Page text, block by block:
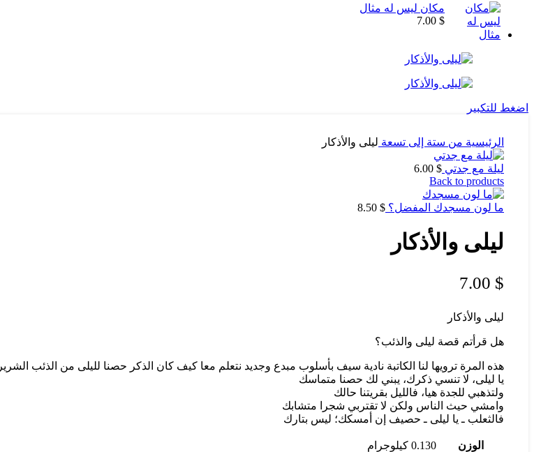
مكان ليس له مثال
7.00 $
اضغط للتكبير
الرئيسية من ستة إلى تسعة ليلى والأذكار
ليلة مع جدتي 6.00 $
Back to products
ما لون مسجدك المفضل؟ 8.50 $
ليلى والأذكار
7.00 $
ليلى والأذكار
هل قرأتم قصة ليلى والذئب؟
هذه المرة ترويها لنا الكاتبة نادية سيف بأسلوب مبدع وجديد نتعلم معا كيف كان الذكر حصنا لليلى من الذئب الشرير
يا ليلى، لا تنسي ذكرك، يبني لك حصنا متماسك
ولتذهبي للجدة هيا، فالليل بقريتنا حالك
وامشي حيث الناس ولكن لا تقتربي شجرا متشابك
فالثعلب ـ يا ليلى ـ حصيف إن أمسكك؛ ليس بتارك
الوزن
0.130 كيلوجرام